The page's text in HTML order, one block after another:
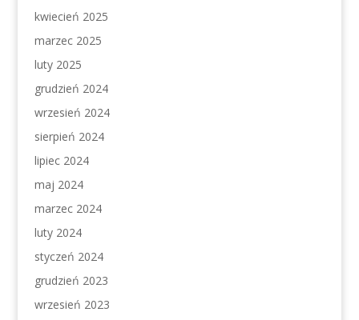
kwiecień 2025
marzec 2025
luty 2025
grudzień 2024
wrzesień 2024
sierpień 2024
lipiec 2024
maj 2024
marzec 2024
luty 2024
styczeń 2024
grudzień 2023
wrzesień 2023